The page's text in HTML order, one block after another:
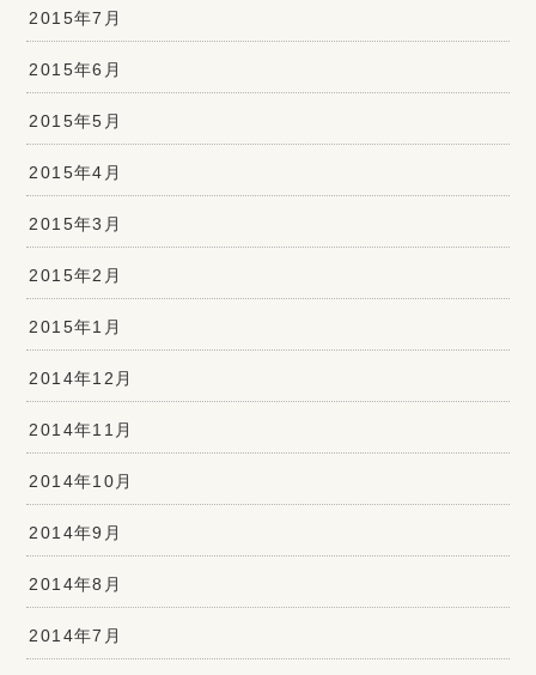
2015年7月
2015年6月
2015年5月
2015年4月
2015年3月
2015年2月
2015年1月
2014年12月
2014年11月
2014年10月
2014年9月
2014年8月
2014年7月